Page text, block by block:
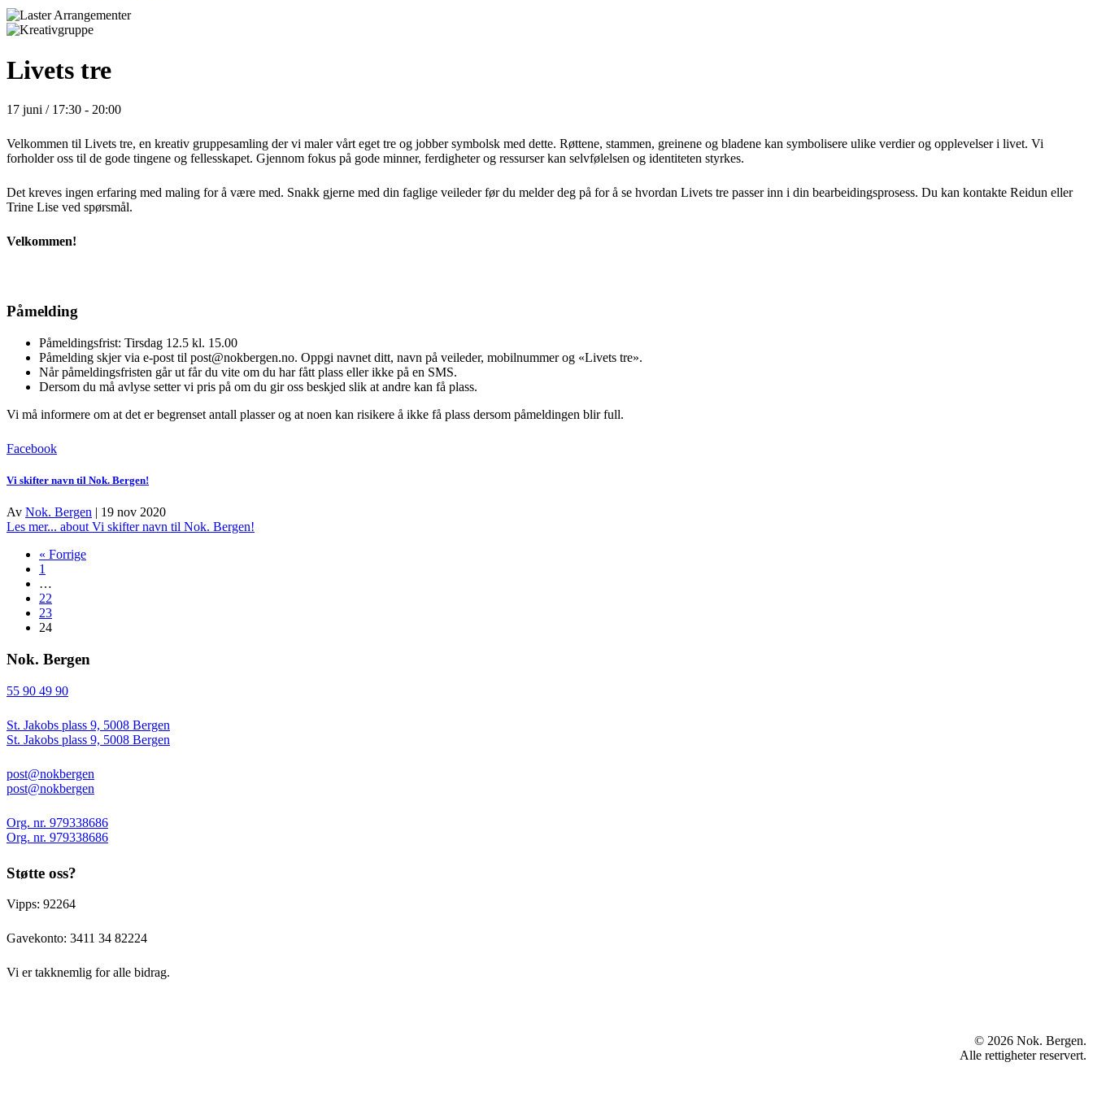
Livets tre
17 juni / 17:30 - 20:00
Velkommen til Livets tre, en kreativ gruppesamling der vi maler vårt eget tre og jobber symbolsk med dette. Røttene, stammen, greinene og bladene kan symbolisere ulike verdier og opplevelser i livet. Vi
forholder oss til de gode tingene og fellesskapet. Gjennom fokus på gode minner, ferdigheter og ressurser kan selvfølelsen og identiteten styrkes.
Det kreves ingen erfaring med maling for å være med. Snakk gjerne med din faglige veileder før du melder deg på for å se hvordan Livets tre passer inn i din bearbeidingsprosess. Du kan kontakte Reidun eller
Trine Lise ved spørsmål.
Velkommen!
Påmelding
Påmeldingsfrist: Tirsdag 12.5 kl. 15.00
Påmelding skjer via e-post til post@nokbergen.no. Oppgi navnet ditt, navn på veileder, mobilnummer og «Livets tre».
Når påmeldingsfristen går ut får du vite om du har fått plass eller ikke på en SMS.
Dersom du må avlyse setter vi pris på om du gir oss beskjed slik at andre kan få plass.
Vi må informere om at det er begrenset antall plasser og at noen kan risikere å ikke få plass dersom påmeldingen blir full.
Facebook
Vi skifter navn til Nok. Bergen!
Av Nok. Bergen | 19 nov 2020
Les mer... about Vi skifter navn til Nok. Bergen!
« Forrige
1
…
22
23
24
Nok. Bergen
55 90 49 90
St. Jakobs plass 9, 5008 Bergen
St. Jakobs plass 9, 5008 Bergen
post@nokbergen
post@nokbergen
Org. nr. 979338686
Org. nr. 979338686
Støtte oss?
Vipps: 92264
Gavekonto: 3411 34 82224
Vi er takknemlig for alle bidrag.
© 2026 Nok. Bergen.
Alle rettigheter reservert.